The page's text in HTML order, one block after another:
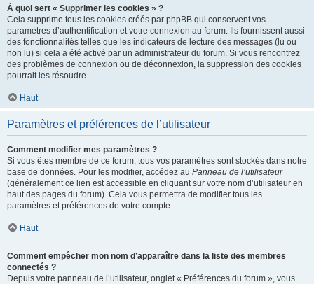
À quoi sert « Supprimer les cookies » ?
Cela supprime tous les cookies créés par phpBB qui conservent vos
paramètres d’authentification et votre connexion au forum. Ils fournissent aussi
des fonctionnalités telles que les indicateurs de lecture des messages (lu ou
non lu) si cela a été activé par un administrateur du forum. Si vous rencontrez
des problèmes de connexion ou de déconnexion, la suppression des cookies
pourrait les résoudre.
Haut
Paramètres et préférences de l’utilisateur
Comment modifier mes paramètres ?
Si vous êtes membre de ce forum, tous vos paramètres sont stockés dans notre
base de données. Pour les modifier, accédez au Panneau de l’utilisateur
(généralement ce lien est accessible en cliquant sur votre nom d’utilisateur en
haut des pages du forum). Cela vous permettra de modifier tous les
paramètres et préférences de votre compte.
Haut
Comment empêcher mon nom d’apparaître dans la liste des membres
connectés ?
Depuis votre panneau de l’utilisateur, onglet « Préférences du forum », vous